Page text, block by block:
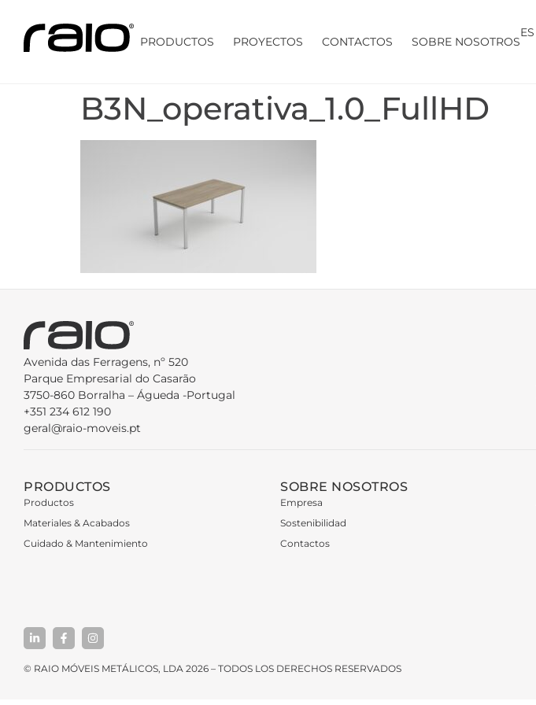
PRODUCTOS PROYECTOS CONTACTOS SOBRE NOSOTROS
ES
PT
B3N_operativa_1.0_FullHD
Avenida das Ferragens, nº 520
Parque Empresarial do Casarão
3750-860 Borralha – Águeda -Portugal
+351 234 612 190
geral@raio-moveis.pt
PRODUCTOS
Productos
Materiales & Acabados
Cuidado & Mantenimiento
SOBRE NOSOTROS
Empresa
Sostenibilidad
Contactos
© RAIO MÓVEIS METÁLICOS, LDA 2026 – TODOS LOS DERECHOS RESERVADOS